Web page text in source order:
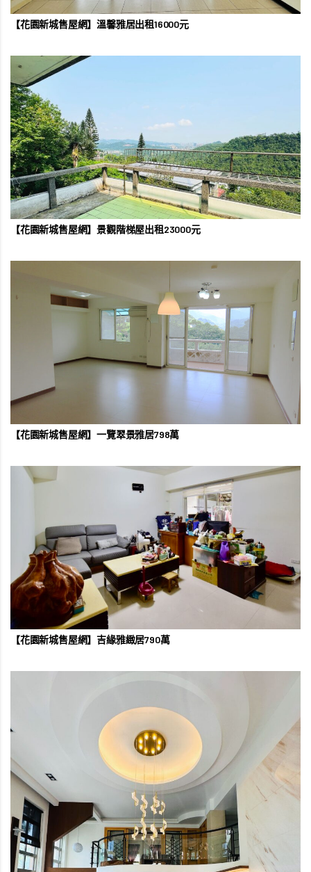
【花園新城售屋網】溫馨雅居出租16000元
【花園新城售屋網】景觀階梯屋出租23000元
【花園新城售屋網】一覽翠景雅居798萬
【花園新城售屋網】吉緣雅緻居790萬